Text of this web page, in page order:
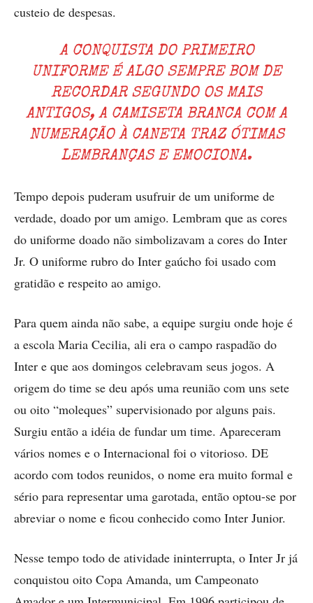
custeio de despesas.
A CONQUISTA DO PRIMEIRO
UNIFORME É ALGO SEMPRE BOM DE
RECORDAR SEGUNDO OS MAIS
ANTIGOS, A CAMISETA BRANCA COM A
NUMERAÇÃO À CANETA TRAZ ÓTIMAS
LEMBRANÇAS E EMOCIONA.
Tempo depois puderam usufruir de um uniforme de
verdade, doado por um amigo. Lembram que as cores
do uniforme doado não simbolizavam a cores do Inter
Jr. O uniforme rubro do Inter gaúcho foi usado com
gratidão e respeito ao amigo.
Para quem ainda não sabe, a equipe surgiu onde hoje é
a escola Maria Cecilia, ali era o campo raspadão do
Inter e que aos domingos celebravam seus jogos. A
origem do time se deu após uma reunião com uns sete
ou oito “moleques” supervisionado por alguns pais.
Surgiu então a idéia de fundar um time. Apareceram
vários nomes e o Internacional foi o vitorioso. DE
acordo com todos reunidos, o nome era muito formal e
sério para representar uma garotada, então optou-se por
abreviar o nome e ficou conhecido como Inter Junior.
Nesse tempo todo de atividade ininterrupta, o Inter Jr já
conquistou oito Copa Amanda, um Campeonato